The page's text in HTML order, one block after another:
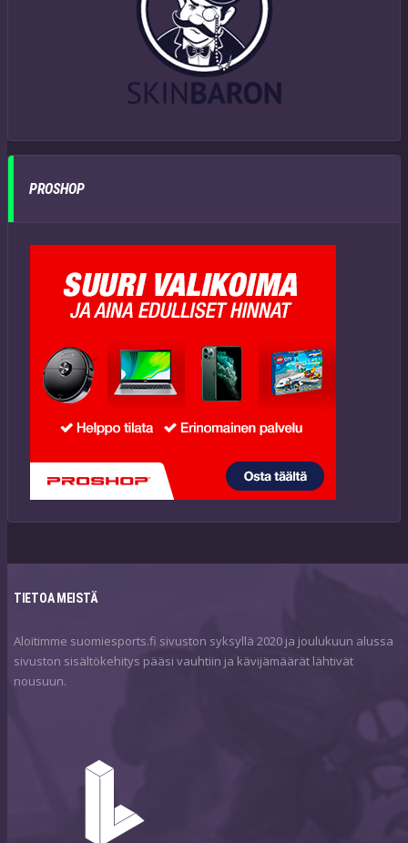
PROSHOP
TIETOA MEISTÄ
Aloitimme suomiesports.fi sivuston syksyllä 2020 ja joulukuun alussa
sivuston sisältökehitys pääsi vauhtiin ja kävijämäärät lähtivät
nousuun.